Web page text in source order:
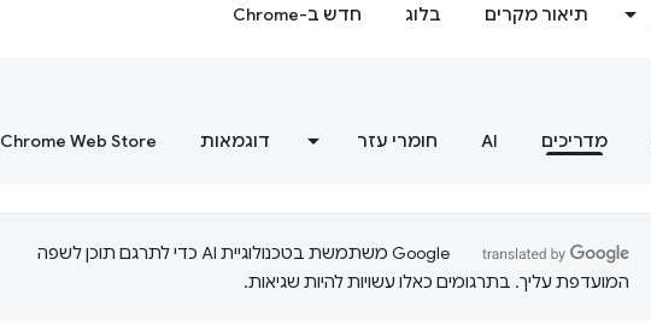
תיאור מקרים בלוג חדש ב-Chrome
מדריכים AI חומרי עזר דוגמאות Chrome Web Store
‫Google משתמשת בטכנולוגיית AI כדי לתרגם תוכן לשפה
המועדפת עליך. בתרגומים כאלו עשויות להיות שגיאות.